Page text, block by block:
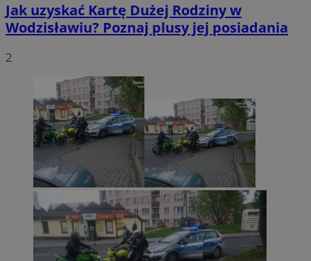
Jak uzyskać Kartę Dużej Rodziny w
Wodzisławiu? Poznaj plusy jej posiadania
2